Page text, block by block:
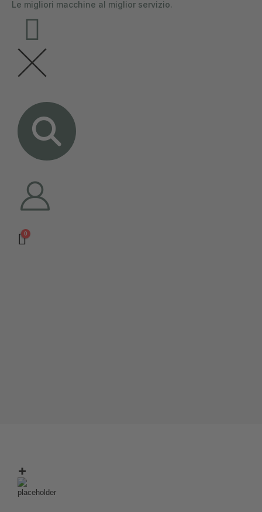
contenuto
Le migliori macchine al miglior servizio.
0